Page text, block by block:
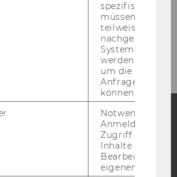
WU LTC Brown Bag Series
Blog
spezifischen
müssen
teilweise von
nachgelagerten
System
werden.
um die Antwort
Anfrage
können.
Notwendig für
Anmeldung und
Zugriff auf
Inhalte oder zur
Bearbeitung des
eigenen Profils.